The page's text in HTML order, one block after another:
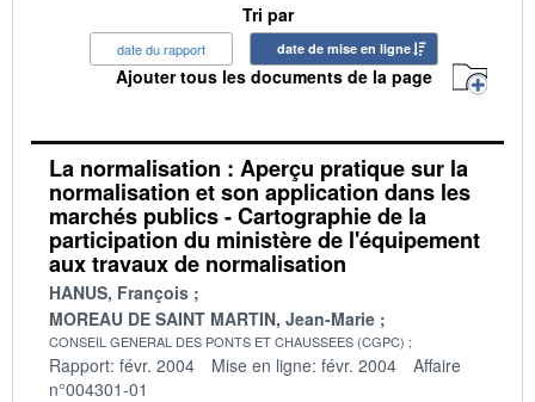
Tri par
date du rapport date de mise en ligne
Ajouter tous les documents de la page
La normalisation : Aperçu pratique sur la
normalisation et son application dans les
marchés publics - Cartographie de la
participation du ministère de l'équipement
aux travaux de normalisation
HANUS, François
MOREAU DE SAINT MARTIN, Jean-Marie
CONSEIL GENERAL DES PONTS ET CHAUSSEES (CGPC)
Rapport: févr. 2004 Mise en ligne: févr. 2004
Affaire
n°004301-01